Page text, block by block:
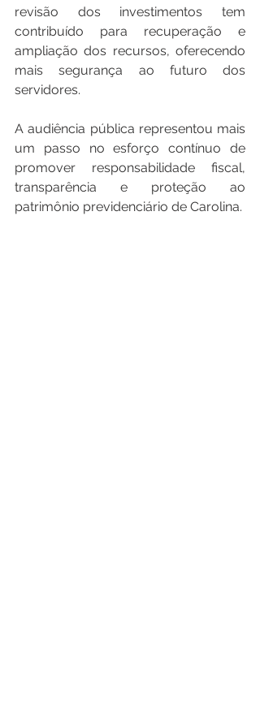
revisão dos investimentos tem
contribuído para recuperação e
ampliação dos recursos, oferecendo
mais segurança ao futuro dos
servidores.
A audiência pública representou mais
um passo no esforço contínuo de
promover responsabilidade fiscal,
transparência e proteção ao
patrimônio previdenciário de Carolina.